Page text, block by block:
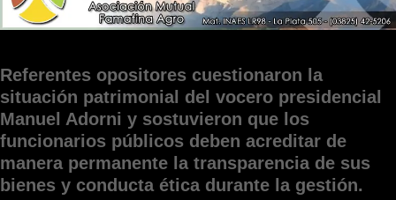
Referentes opositores cuestionaron la
situación patrimonial del vocero presidencial
Manuel Adorni y sostuvieron que los
funcionarios públicos deben acreditar de
manera permanente la transparencia de sus
bienes y conducta ética durante la gestión.